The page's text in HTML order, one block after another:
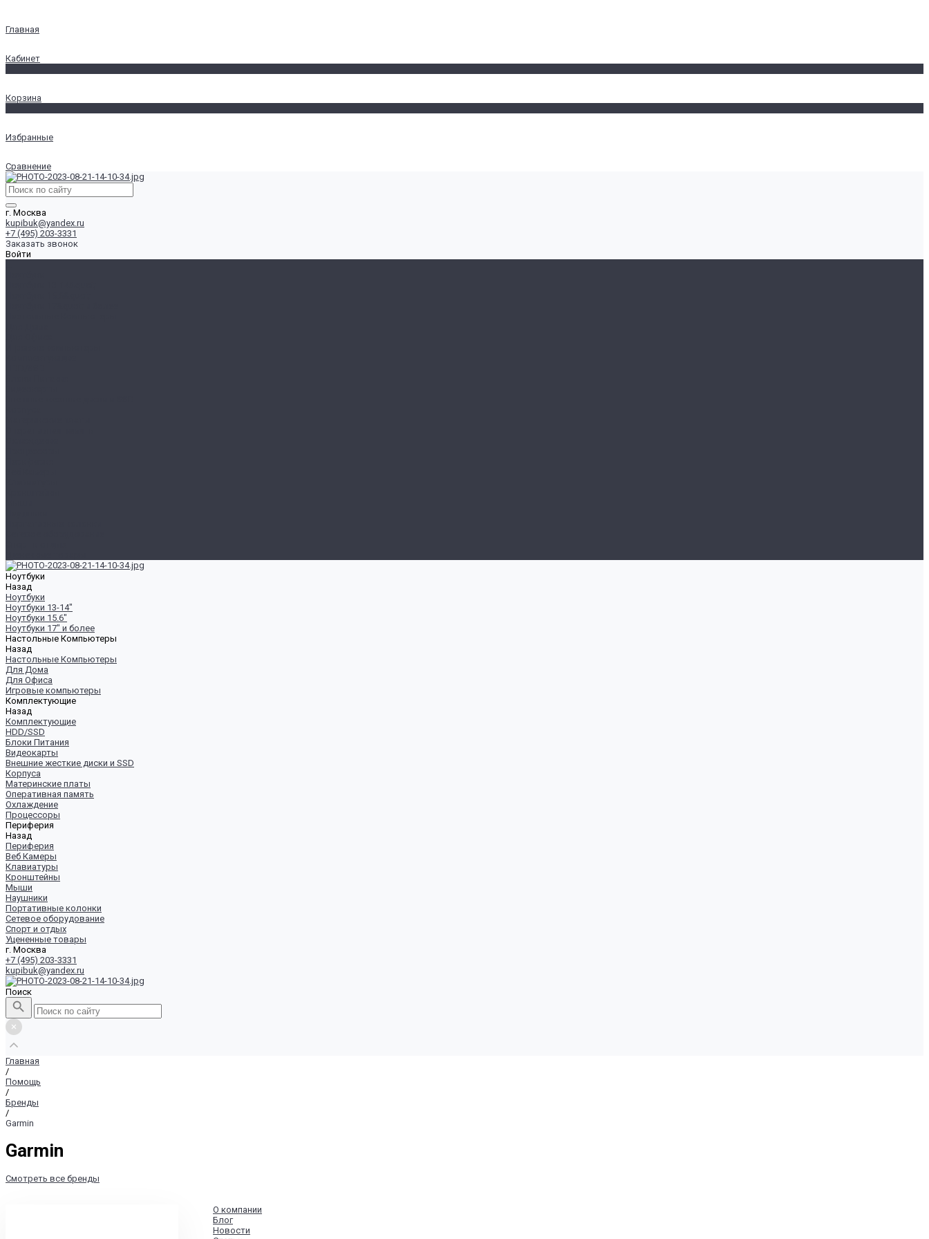
Главная
Кабинет
Корзина
Избранные
Сравнение
г. Москва
kupibuk@yandex.ru
+7 (495) 203-3331
Заказать звонок
Войти
Ноутбуки
Назад
Ноутбуки
Ноутбуки 13-14"
Ноутбуки 15.6"
Ноутбуки 17" и более
Настольные Компьютеры
Назад
Настольные Компьютеры
Для Дома
Для Офиса
Игровые компьютеры
Комплектующие
Назад
Комплектующие
HDD/SSD
Блоки Питания
Видеокарты
Внешние жесткие диски и SSD
Корпуса
Материнские платы
Оперативная память
Охлаждение
Процессоры
Периферия
Назад
Периферия
Веб Камеры
Клавиатуры
Кронштейны
Мыши
Наушники
Портативные колонки
Сетевое оборудование
Спорт и отдых
Уцененные товары
г. Москва
+7 (495) 203-3331
kupibuk@yandex.ru
Поиск
Главная
/
Помощь
/
Бренды
/
Garmin
Garmin
Смотреть все бренды
О компании
Блог
Новости